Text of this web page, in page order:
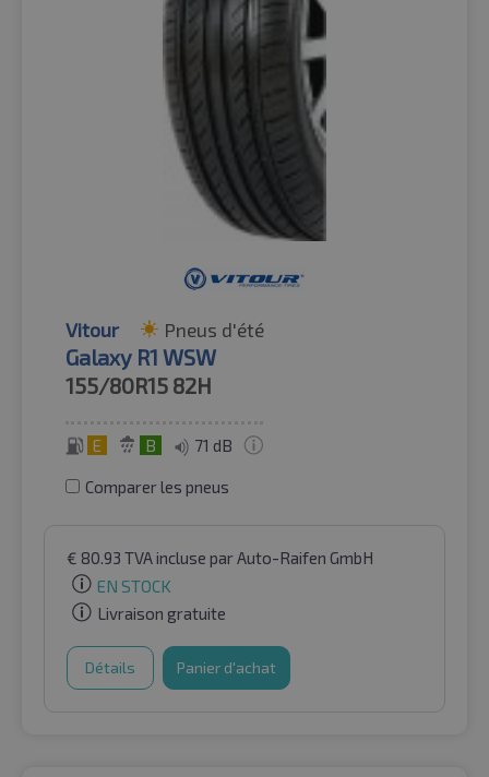
Vitour Pneus d'été
Galaxy R1 WSW
155/80R15 82H
E B 71 dB
Comparer les pneus
€ 80.93 TVA incluse par Auto-Raifen GmbH
EN STOCK
Livraison gratuite
Détails Panier d'achat